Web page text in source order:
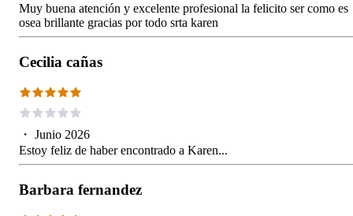
Muy buena atención y excelente profesional la felicito ser como es
osea brillante gracias por todo srta karen
Cecilia cañas
・ Junio 2026
Estoy feliz de haber encontrado a Karen...
Barbara fernandez